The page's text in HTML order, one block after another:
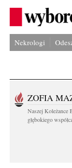
Nekrologi
ZOFIA
Naszej Koleżance
głębokiego